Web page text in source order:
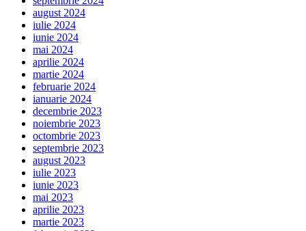
august 2024
iulie 2024
iunie 2024
mai 2024
aprilie 2024
martie 2024
februarie 2024
ianuarie 2024
decembrie 2023
noiembrie 2023
octombrie 2023
septembrie 2023
august 2023
iulie 2023
iunie 2023
mai 2023
aprilie 2023
martie 2023